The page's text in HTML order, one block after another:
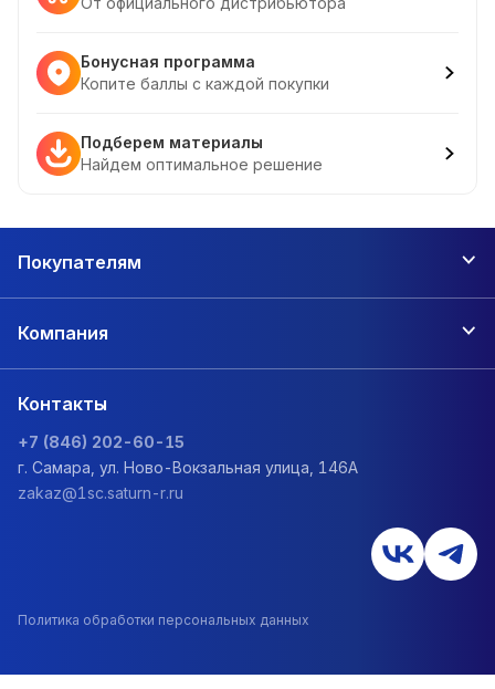
Бонусная программа
Копите баллы с каждой покупки
Подберем материалы
Найдем оптимальное решение
Покупателям
Компания
Контакты
+7 (846) 202-60-15
г. Самара, ул. Ново-Вокзальная улица, 146А
zakaz@1sc.saturn-r.ru
Политика обработки персональных данных